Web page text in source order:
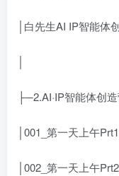
│白先生AI IP智能体
├─2.AI·IP智能体创
│001_第一天上午
│002_第一天上午